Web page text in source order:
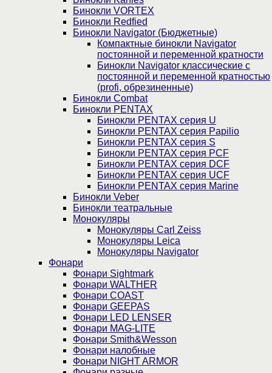
Бинокли VORTEX
Бинокли Redfied
Бинокли Navigator (Бюджетные)
Компактные бинокли Navigator
постоянной и переменной кратности
Бинокли Navigator классические с
постоянной и переменной кратностью
(profi, обрезиненные)
Бинокли Combat
Бинокли PENTAX
Бинокли PENTAX серия U
Бинокли PENTAX серия Papilio
Бинокли PENTAX серия S
Бинокли PENTAX серия PCF
Бинокли PENTAX серия DCF
Бинокли PENTAX серия UCF
Бинокли PENTAX серия Marine
Бинокли Veber
Бинокли театральные
Монокуляры
Монокуляры Carl Zeiss
Монокуляры Leica
Монокуляры Navigator
Фонари
Фонари Sightmark
Фонари WALTHER
Фонари COAST
Фонари GEEPAS
Фонари LED LENSER
Фонари MAG-LITE
Фонари Smith&Wesson
Фонари налобные
Фонари NIGHT ARMOR